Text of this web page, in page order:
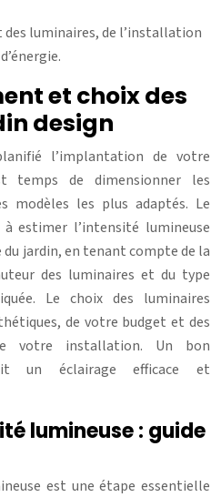
luminaires, de l’installation
et choix des
design
l’implantation de votre
temps de dimensionner les
modèles les plus adaptés. Le
estimer l’intensité lumineuse
du jardin, en tenant compte de la
des luminaires et du type
Le choix des luminaires
de votre budget et des
votre installation. Un bon
un éclairage efficace et
lumineuse : guide
est une étape essentielle